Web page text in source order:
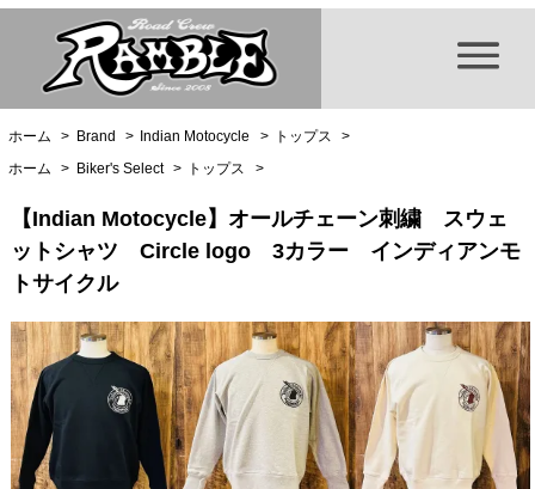
ホーム > Brand > Indian Motocycle > トップス
>
ホーム
> Biker's Select > トップス >
【Indian Motocycle】オールチェーン刺繍 スウェ
ットシャツ Circle logo 3カラー インディアンモ
トサイクル